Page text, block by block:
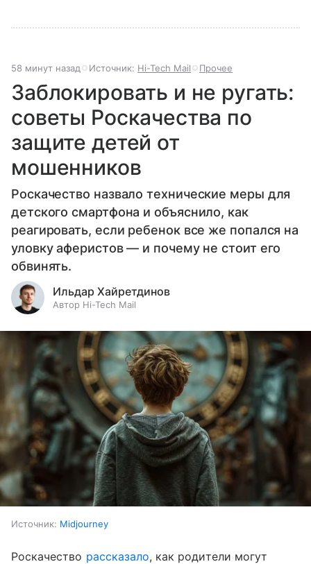
58 минут назад Источник: Hi-Tech Mail Прочее
Заблокировать и не ругать:
советы Роскачества по
защите детей от
мошенников
Роскачество назвало технические меры для
детского смартфона и объяснило, как
реагировать, если ребенок все же попался на
уловку аферистов — и почему не стоит его
обвинять.
Ильдар Хайретдинов
Автор Hi-Tech Mail
Источник: Midjourney
Роскачество рассказало, как родители могут